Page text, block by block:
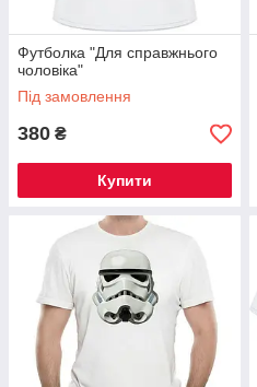
Футболка "Для справжнього
чоловіка"
Під замовлення
380 ₴
Купити